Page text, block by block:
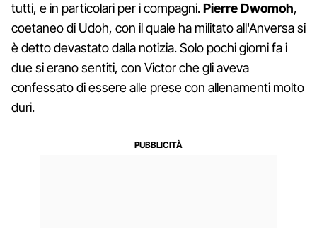
tutti, e in particolari per i compagni.Pierre Dwomoh,
coetaneo di Udoh, con il quale ha militato all'Anversa si
è detto devastato dalla notizia. Solo pochi giorni fa i
due si erano sentiti, con Victor che gli aveva
confessato di essere alle prese con allenamenti molto
duri.